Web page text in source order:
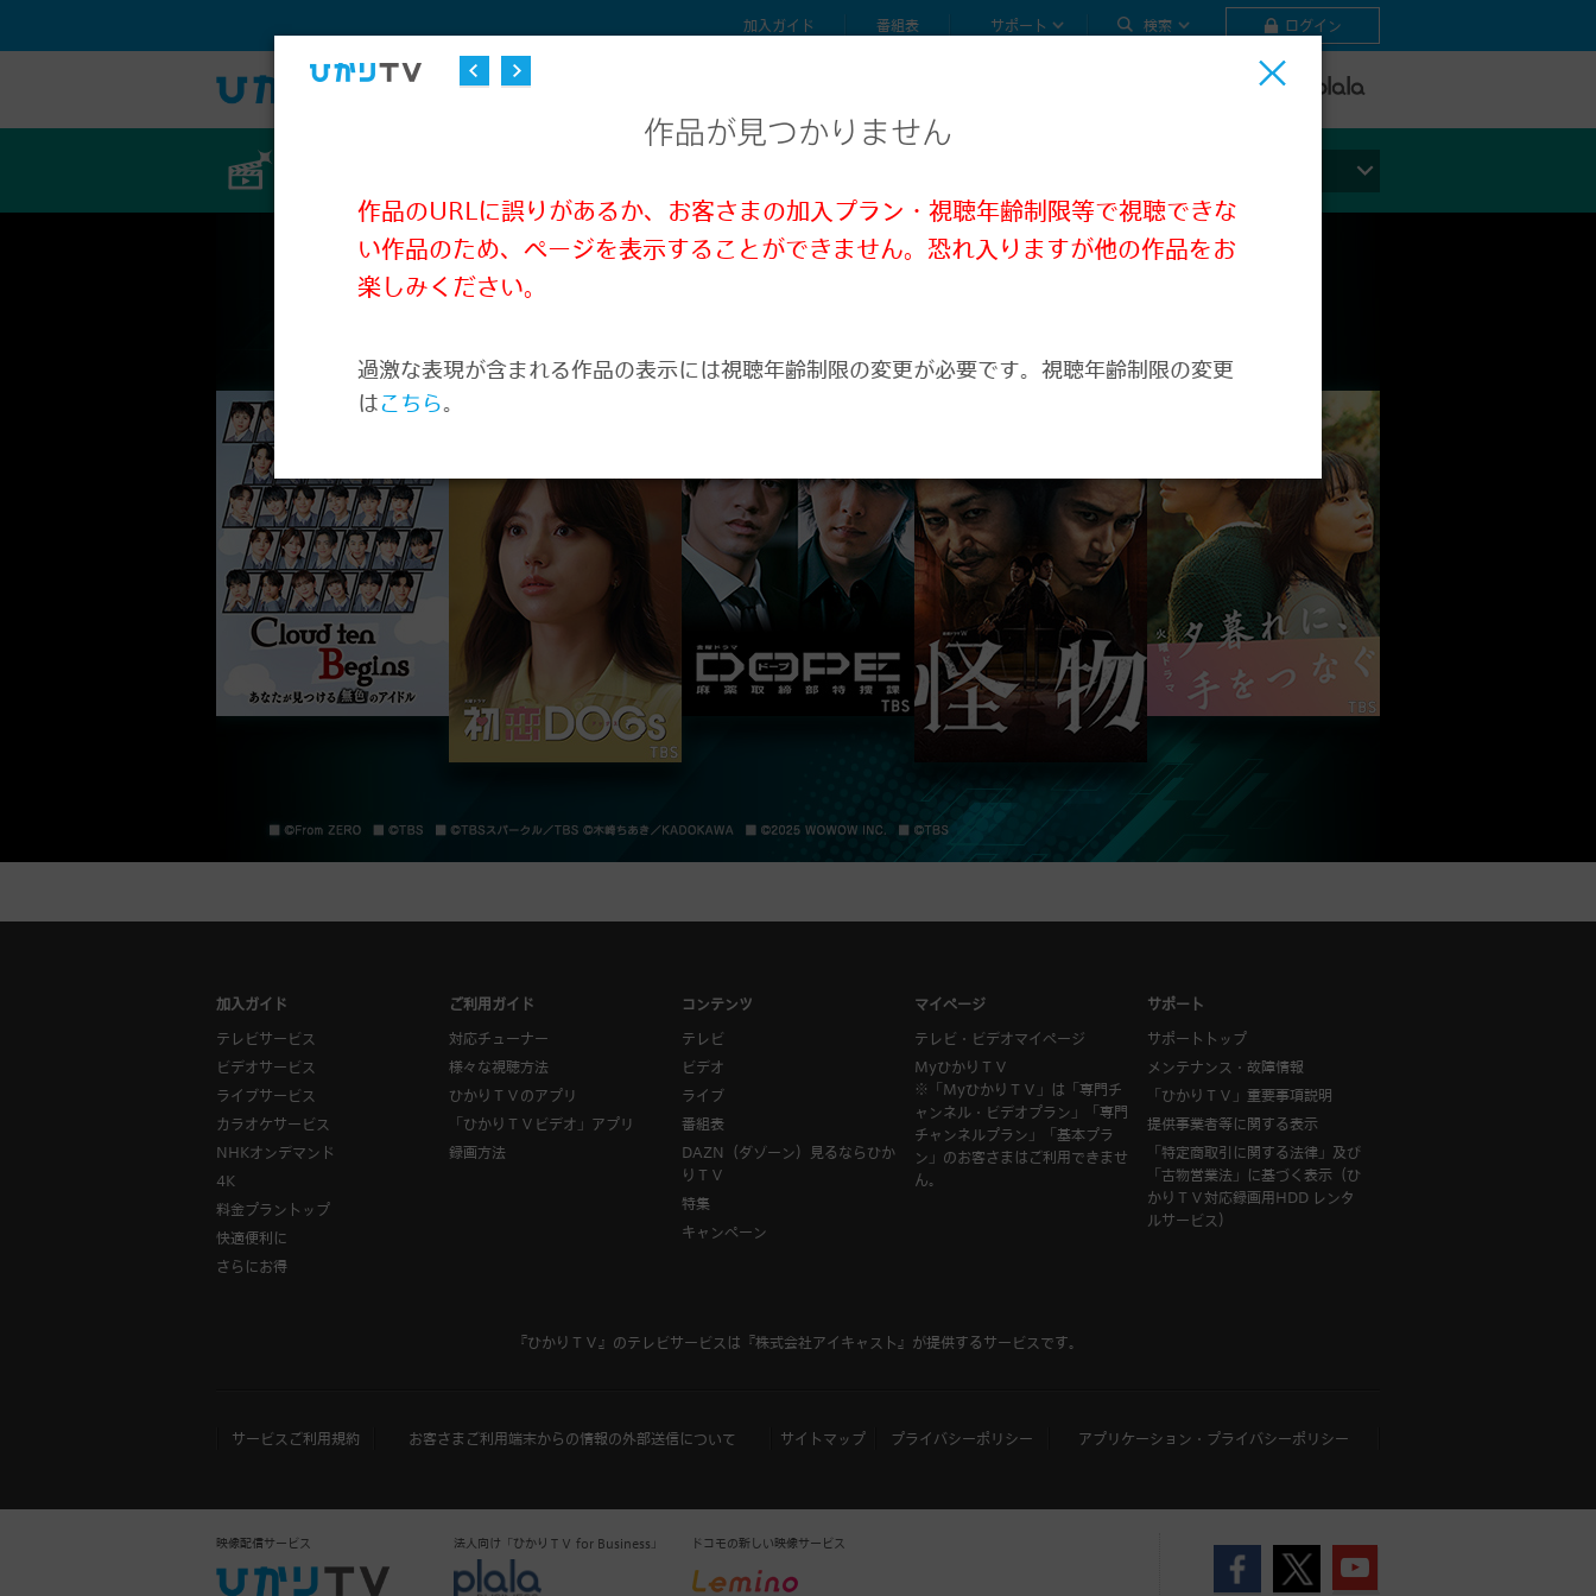
検索
加入ガイド 番組表 サポート ログイン
ライブ
作品が見つかりません
作品のURLに誤りがあるか、お客さまの加入プラン・視聴年齢制限等で視聴できな
い作品のため、ページを表示することができません。恐れ入りますが他の作品をお
楽しみください。
過激な表現が含まれる作品の表示には視聴年齢制限の変更が必要です。視聴年齢制限の変更
はこちら。
加入ガイド
テレビサービス
ビデオサービス
ライブサービス
カラオケサービス
NHKオンデマンド
4K
料金プラントップ
快適便利に
さらにお得
ご利用ガイド
対応チューナー
様々な視聴方法
ひかりＴＶのアプリ
「ひかりＴＶビデオ」アプリ
録画方法
コンテンツ
テレビ
ビデオ
ライブ
番組表
DAZN（ダゾーン）見るならひか
りＴＶ
特集
キャンペーン
マイページ
テレビ・ビデオマイページ
MyひかりＴＶ
※「MyひかりＴＶ」は「専門チ
ャンネル・ビデオプラン」「専門
チャンネルプラン」「基本プラ
ン」のお客さまはご利用できませ
ん。
サポート
サポートトップ
メンテナンス・故障情報
「ひかりＴＶ」重要事項説明
提供事業者等に関する表示
「特定商取引に関する法律」及び
「古物営業法」に基づく表示（ひ
かりＴＶ対応録画用HDD レンタ
ルサービス）
『ひかりＴＶ』のテレビサービスは 『株式会社アイキャスト』 が提供するサービスです。
サービスご利用規約 お客さまご利用端末からの情報の外部送信について サイトマップ プライバシーポリシー アプリケーション・プライバシーポリシー
映像配信サービス 法人向け「ひかりＴＶ for Business」 ドコモの新しい映像サービス